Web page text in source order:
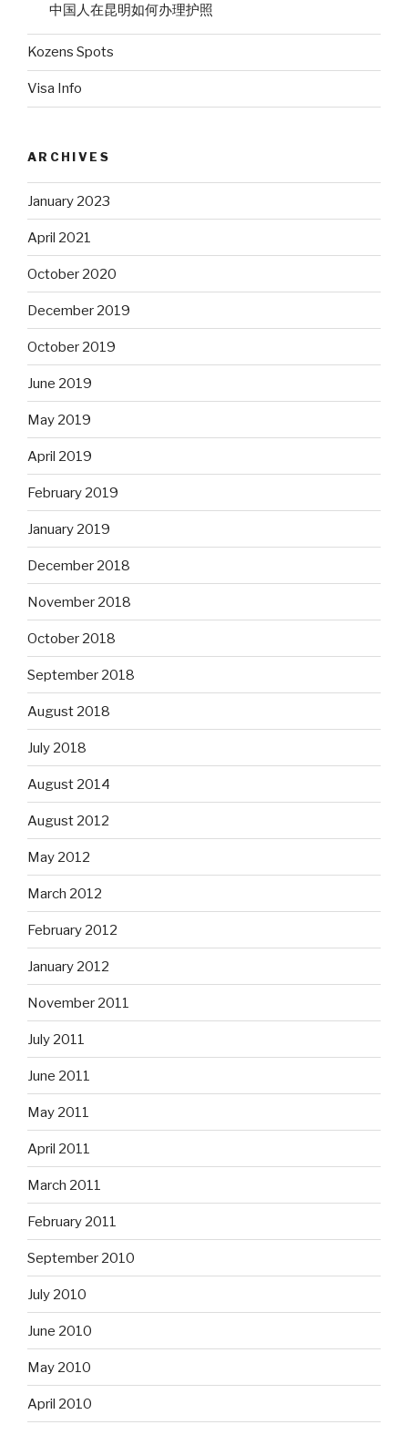
中国人在昆明如何办理护照
Kozens Spots
Visa Info
ARCHIVES
January 2023
April 2021
October 2020
December 2019
October 2019
June 2019
May 2019
April 2019
February 2019
January 2019
December 2018
November 2018
October 2018
September 2018
August 2018
July 2018
August 2014
August 2012
May 2012
March 2012
February 2012
January 2012
November 2011
July 2011
June 2011
May 2011
April 2011
March 2011
February 2011
September 2010
July 2010
June 2010
May 2010
April 2010